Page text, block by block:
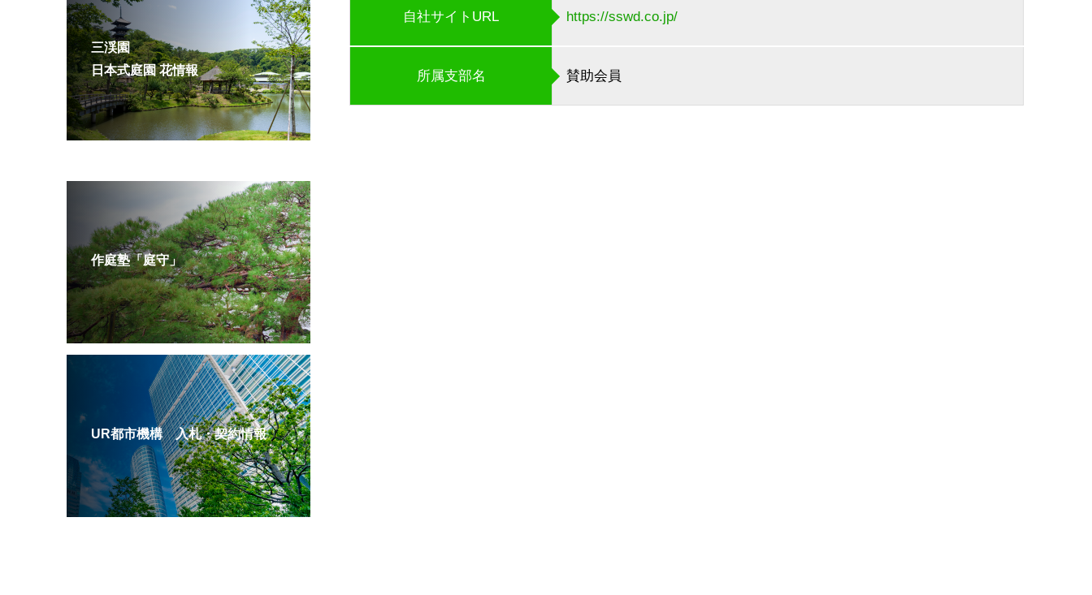
自社サイトURL https://sswd.co.jp/
所属支部名 賛助会員
三渓園
日本式庭園 花情報
作庭塾「庭守」
UR都市機構 入札・契約情報